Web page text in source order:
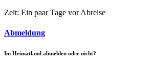
Zeit: Ein paar Tage vor Abreise
Abmeldung
Im Heimatland abmelden oder nicht?